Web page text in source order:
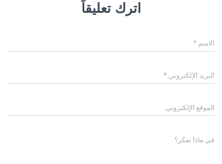
اترك تعليقاً
الاسم *
البريد الإلكتروني *
الموقع الإلكتروني
في ماذا تفكر؟